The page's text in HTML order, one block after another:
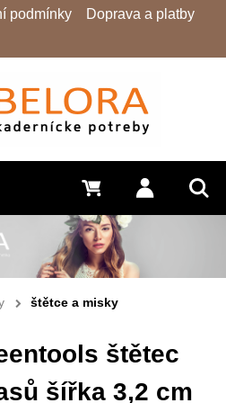
Přihlásit
0 Kč
podmínky
Doprava a platby
štětce a misky
štětec
šířka 3,2 cm